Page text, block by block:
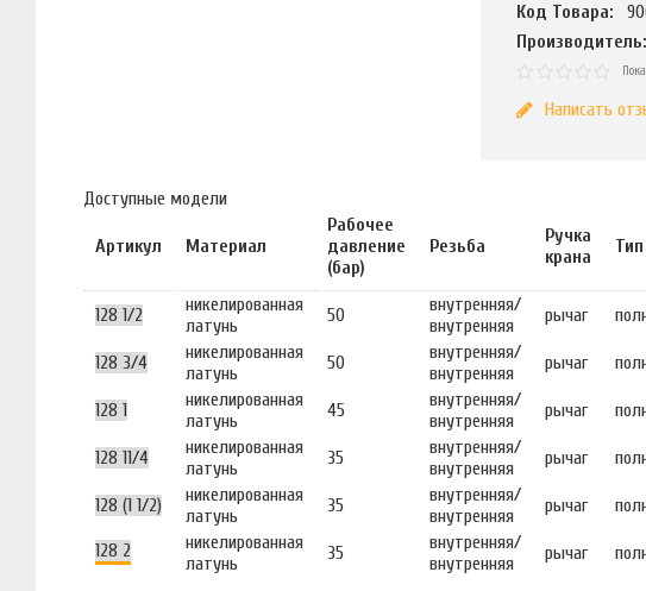
Код Товара:
Производитель:
Написать
Доступные модели
Артикул Материал
Рабочее
давление
(бар)
Резьба
Ручка
крана
Тип
128 1/2
никелированная
латунь
50
внутренняя/
внутренняя
рычаг
128 3/4
никелированная
латунь
50
внутренняя/
внутренняя
рычаг
128 1
никелированная
латунь
45
внутренняя/
внутренняя
рычаг
128 11/4
никелированная
латунь
35
внутренняя/
внутренняя
рычаг
128 (1 1/2)
никелированная
латунь
35
внутренняя/
внутренняя
рычаг
128 2
никелированная
латунь
35
внутренняя/
внутренняя
рычаг